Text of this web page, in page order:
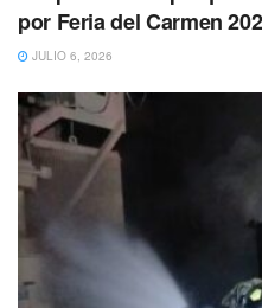
por Feria del Carmen
JULIO 6, 2026